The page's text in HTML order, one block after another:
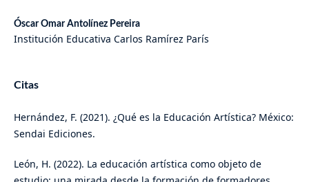
Óscar Omar Antolínez Pereira
Institución Educativa Carlos Ramírez París
Citas
Hernández, F. (2021). ¿Qué es la Educación Artística? México:
Sendai Ediciones.
León, H. (2022). La educación artística como objeto de